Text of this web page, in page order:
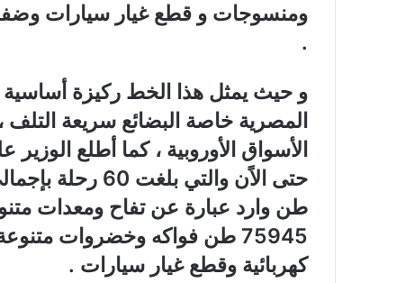
ومنسوجات و قطع غيار سيارات
.
و حيث يمثل هذا الخط ركيزة أساسية
المصرية خاصة البضائع سريعة
الأسواق الأوروبية ، كما أطلع
طن وارد عبارة عن تفاح ومعدات
75945 طن فواكه وخضروات
كهربائية وقطع غيار سيارات .